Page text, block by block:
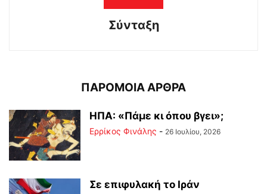
Σύνταξη
ΠΑΡΟΜΟΙΑ ΑΡΘΡΑ
ΗΠΑ: «Πάμε κι όπου βγει»;
Ερρίκος Φινάλης - 26 Ιουλίου, 2026
Σε επιφυλακή το Ιράν